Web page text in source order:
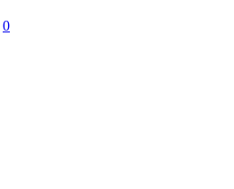
0